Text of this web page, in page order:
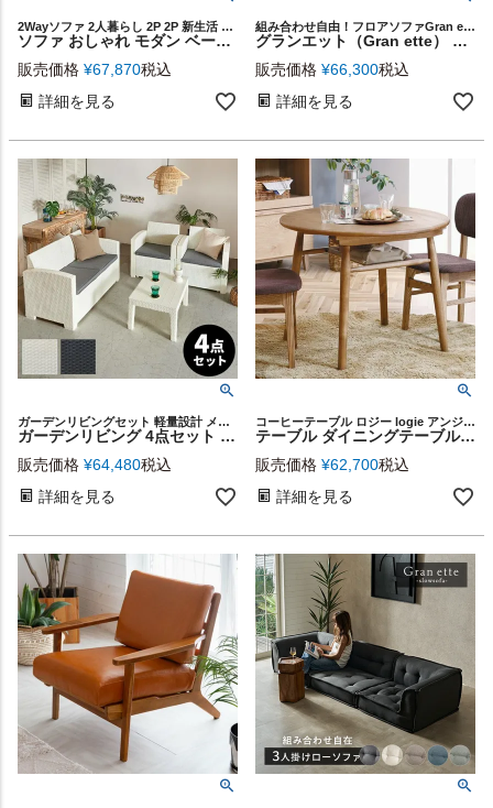
2Wayソファ 2人暮らし 2P 2P 新生活 アースカラー カフェ
ソファ おしゃれ モダン ベージュ グリーン W 150cm D 81cm H 80cm 2人掛け リビング ダイニング 木フレーム ロータイプ可 ポケットコイル ポリエステル ファブリック 北欧 ライトグリーン 脚付き 2WAY 2way フロアソファ ソファー 家具 カウチ 西海岸 店舗用 91554
販売価格 ¥67,870税込
詳細を見る
組み合わせ自由！フロアソファGran ette
グランエット（Gran ette） フロアソファ ４点セット [stc-ge-2p-d]
販売価格 ¥66,300税込
詳細を見る
ガーデンリビングセット 軽量設計 メッシュ セット売り 屋外
ガーデンリビング 4点セット ガーデン テーブル ソファ モダン ラタン ひじ掛け ガーデンファニチャー ホテル カフェ ベランダ テラステーブル 庭 屋外 バルコニー ホワイト ブラック 1人掛けソファ 2人掛けソファ アウトドア 家具 リビング 北欧 リゾート 西海岸 [91565]
販売価格 ¥64,480税込
詳細を見る
コーヒーテーブル ロジー logie アンジー and g かわいい 新生活
テーブル ダイニングテーブル リビングテーブル 食卓テーブル 木製 円形 ラウンド 約 90cm カントリー キッチン シンプル ナチュラル 無垢 木目 雑誌 収納 ダイニング 食卓 センターテーブル ラウンドテーブル おしゃれ 角丸 北欧 カフェ風 家具 リゾート 西海岸 [96063]
販売価格 ¥62,700税込
詳細を見る